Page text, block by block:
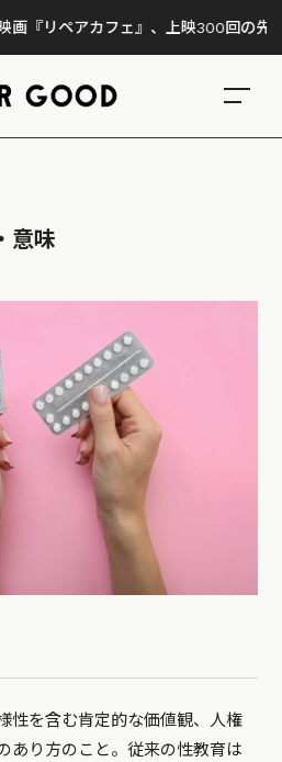
アカフェ』、上映300回の先で見えて
意味
性を含む肯定的な価値観、人権
あり方のこと。従来の性教育は